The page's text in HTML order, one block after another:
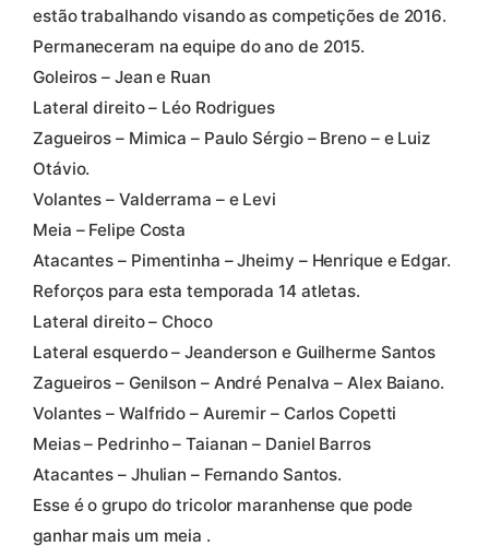
estão trabalhando visando as competições de 2016.
Permaneceram na equipe do ano de 2015.
Goleiros – Jean e Ruan
Lateral direito – Léo Rodrigues
Zagueiros – Mimica – Paulo Sérgio – Breno – e Luiz
Otávio.
Volantes – Valderrama – e Levi
Meia – Felipe Costa
Atacantes – Pimentinha – Jheimy – Henrique e Edgar.
Reforços para esta temporada 14 atletas.
Lateral direito – Choco
Lateral esquerdo – Jeanderson e Guilherme Santos
Zagueiros – Genilson – André Penalva – Alex Baiano.
Volantes – Walfrido – Auremir – Carlos Copetti
Meias – Pedrinho – Taianan – Daniel Barros
Atacantes – Jhulian – Fernando Santos.
Esse é o grupo do tricolor maranhense que pode
ganhar mais um meia .